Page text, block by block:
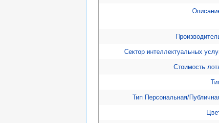
Сектор интеллектуальных
Стоимость
Тип Персональная/